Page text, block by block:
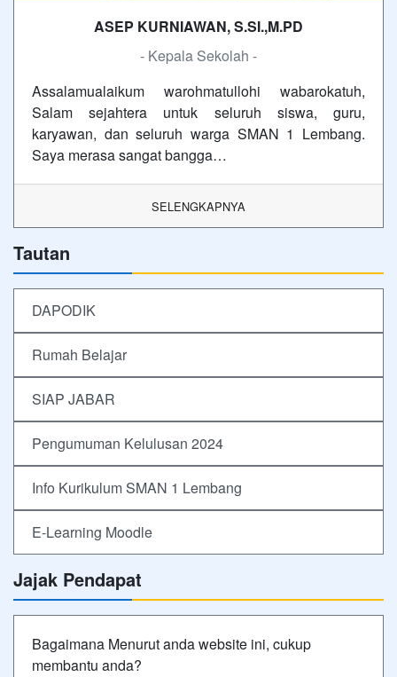
ASEP KURNIAWAN, S.SI.,M.PD
- Kepala Sekolah -
Assalamualaikum warohmatullohi wabarokatuh,
Salam sejahtera untuk seluruh siswa, guru,
karyawan, dan seluruh warga SMAN 1 Lembang.
Saya merasa sangat bangga…
SELENGKAPNYA
Tautan
DAPODIK
Rumah Belajar
SIAP JABAR
Pengumuman Kelulusan 2024
Info Kurikulum SMAN 1 Lembang
E-Learning Moodle
Jajak Pendapat
Bagaimana Menurut anda website ini, cukup
membantu anda?